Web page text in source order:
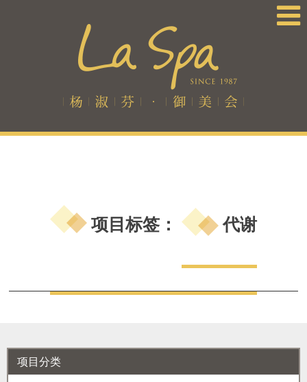
项目标签： 代谢
项目分类